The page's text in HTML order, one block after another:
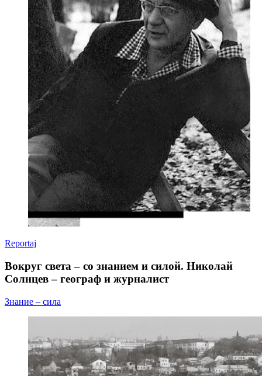
Reportaj
Вокруг света – со знанием и силой. Николай
Солнцев – географ и журналист
Знание – сила